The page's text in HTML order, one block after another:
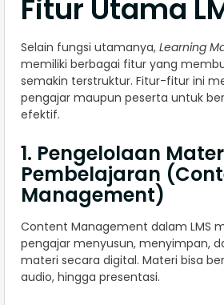
Fitur Utama
Selain fungsi utamanya, Learning
memiliki berbagai fitur yang
semakin terstruktur. Fitur-fitur ini
pengajar maupun peserta untuk
efektif.
1. Pengelolaan
Pembelajaran
Management)
Content Management dalam LMS
pengajar menyusun, menyimpan,
materi secara digital. Materi bisa
audio, hingga presentasi.